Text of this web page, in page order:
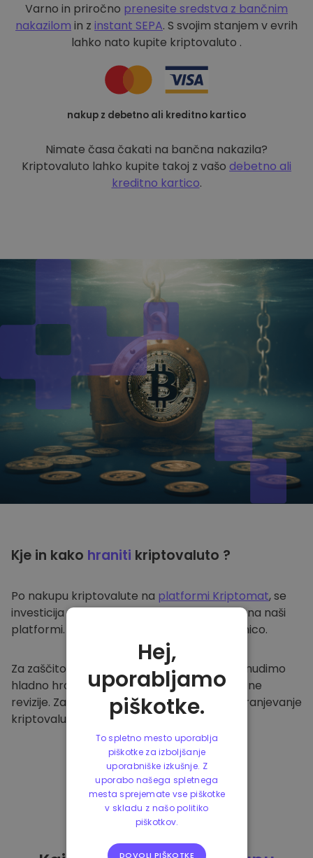
Varno in priročno prenesite sredstva z bančnim
nakazilom in z instant SEPA. S svojim stanjem v evrih
lahko nato kupite kriptovaluto .
nakup z debetno ali kreditno kartico
Nimate časa čakati na bančna nakazila?
Kriptovaluto lahko kupite takoj z vašo debetno ali
kreditno kartico.
Kje in kako hraniti kriptovaluto ?
Po nakupu kriptovalute na platformi Kriptomat, se
investicija prenese v vašo varno denarnico na naši
platformi. Vsak uporabnik ima svojo denarnico.
Za zaščito naših strank in njihovih sredstev nudimo
hladno hrambo ter redno izvajamo varnostne
revizije. Zato je naša platforma varna za shranjevanje
kriptovalute in ostalih kripto naložb.
Hej,
uporabljamo
piškotke.
To spletno mesto uporablja
piškotke za izboljšanje
uporabniške izkušnje. Z
uporabo našega spletnega
mesta sprejemate vse piškotke
v skladu z našo politiko
piškotkov.
DOVOLI PIŠKOTKE